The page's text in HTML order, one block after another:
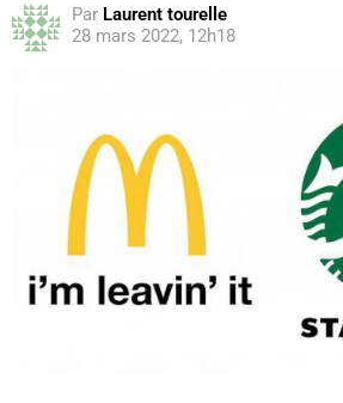
Par Laurent tourelle
28 mars 2022, 12h18